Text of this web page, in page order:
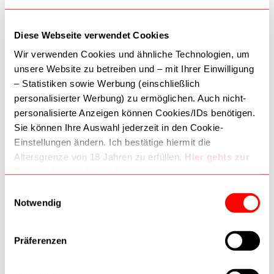
Diese Webseite verwendet Cookies
Wir verwenden Cookies und ähnliche Technologien, um
unsere Website zu betreiben und – mit Ihrer Einwilligung
– Statistiken sowie Werbung (einschließlich
personalisierter Werbung) zu ermöglichen. Auch nicht-
personalisierte Anzeigen können Cookies/IDs benötigen.
Sie können Ihre Auswahl jederzeit in den Cookie-
Einstellungen ändern. Ich bestätige hiermit die
Altersgrenze von 18 Jahren zu erfüllen. Hier gehts zur
Google Daten nutzt:
Wie Google Informationen von Websites/Apps nutzt
Verantwortungsvoller Umgang mit Geschäftsdaten
Notwendig
Präferenzen
In den Warenkorb In den Warenkorb
Beliebt
Handhobel
STANLEY Putzhobel
51,00 €
Beliebt
Handhobel
STANLEY Schabhobel